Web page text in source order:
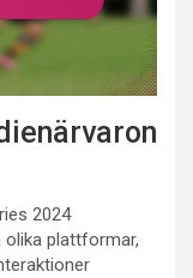
2024
olika plattformar,